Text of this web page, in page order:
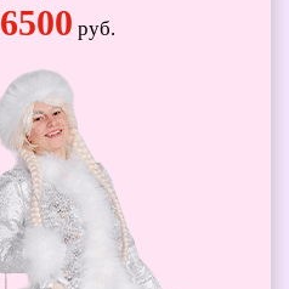
6500 руб.